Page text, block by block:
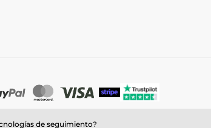
de seguimiento?